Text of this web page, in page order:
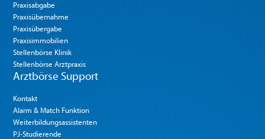
Praxisabgabe
Praxisübernahme
Praxisübergabe
Praxisimmobilien
Stellenbörse Klinik
Stellenbörse Arztpraxis
Arztbörse Support
Kontakt
Alarm & Match Funktion
Weiterbildungsassistenten
PJ-Studierende